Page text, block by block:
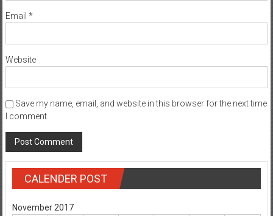
Email *
Website
Save my name, email, and website in this browser for the next time
I comment.
CALENDER POST
November 2017